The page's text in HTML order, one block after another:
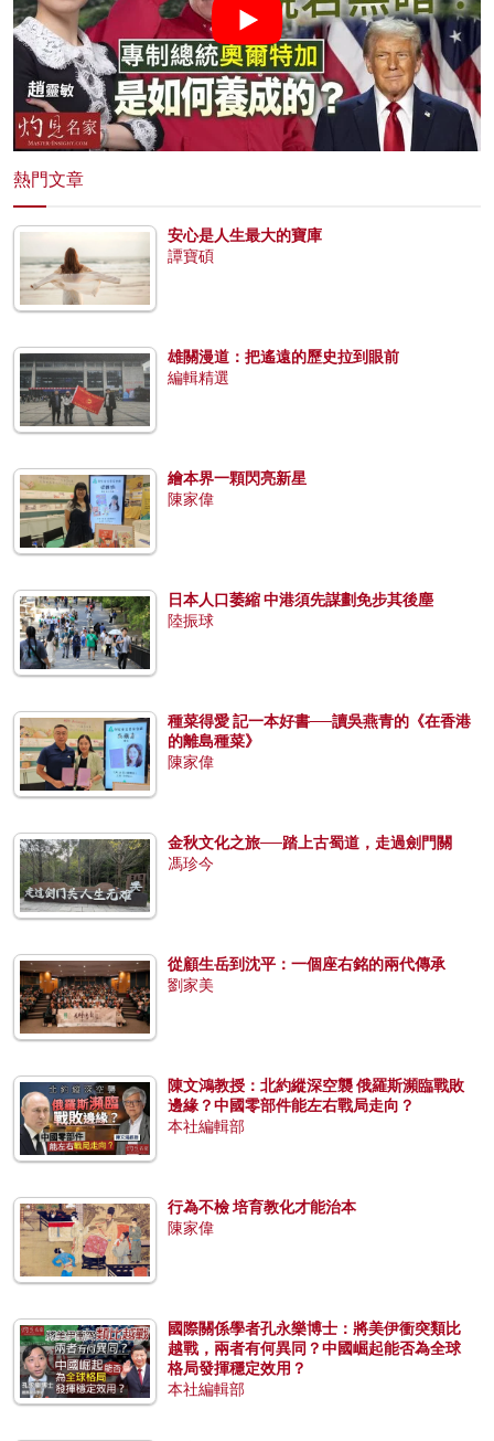
熱門文章
安心是人生最大的寶庫
譚寶碩
雄關漫道：把遙遠的歷史拉到眼前
編輯精選
繪本界一顆閃亮新星
陳家偉
日本人口萎縮 中港須先謀劃免步其後塵
陸振球
種菜得愛 記一本好書──讀吳燕青的《在香港
的離島種菜》
陳家偉
金秋文化之旅──踏上古蜀道，走過劍門關
馮珍今
從顧生岳到沈平：一個座右銘的兩代傳承
劉家美
陳文鴻教授：北約縱深空襲 俄羅斯瀕臨戰敗
邊緣？中國零部件能左右戰局走向？
本社編輯部
行為不檢 培育教化才能治本
陳家偉
國際關係學者孔永樂博士：將美伊衝突類比
越戰，兩者有何異同？中國崛起能否為全球
格局發揮穩定效用？
本社編輯部